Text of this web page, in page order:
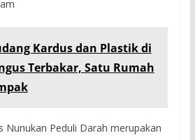
Kardus dan Plastik di
Terbakar, Satu Rumah
Nunukan Peduli Darah merupakan